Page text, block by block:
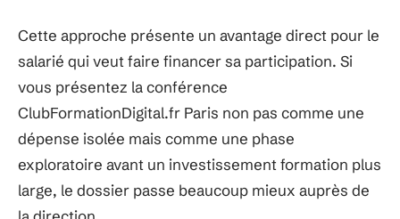
Cette approche présente un avantage direct pour le
salarié qui veut faire financer sa participation. Si
vous présentez la conférence
ClubFormationDigital.fr Paris non pas comme une
dépense isolée mais comme une phase
exploratoire avant un investissement formation plus
large, le dossier passe beaucoup mieux auprès de